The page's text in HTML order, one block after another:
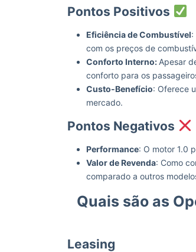
Pontos Positivos
Eficiência de Combustível:
com os preços de
Conforto Interno: Apesar
conforto para os
Custo-Benefício: Oferece
mercado.
Pontos Negativos
Performance: O motor 1.0
Valor de Revenda: Como
comparado a outros
Quais são as
Leasing